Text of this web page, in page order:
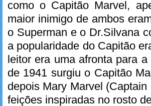
como o Capitão Marvel,
maior inimigo de ambos
o Superman e o Dr.Silvana
a popularidade do Capitão
leitor era uma afronta para
de 1941 surgiu o Capitão
depois Mary Marvel
feições inspiradas no rosto